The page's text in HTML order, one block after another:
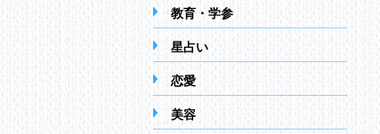
教育・学参
星占い
恋愛
美容